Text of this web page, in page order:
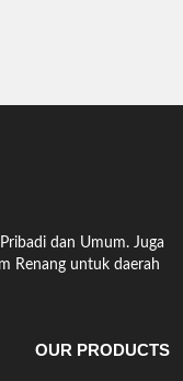
dan Umum. Juga
Renang untuk daerah
OUR PRODUCTS